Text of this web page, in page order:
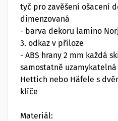
tyč pro zavěšení ošacení
dimenzovaná
- barva dekoru lamino
3. odkaz v příloze
- ABS hrany 2 mm každá
samostatně
Hettich nebo Häfele s
klíče
Materiál: